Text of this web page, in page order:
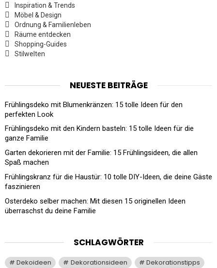
Inspiration & Trends
Möbel & Design
Ordnung & Familienleben
Räume entdecken
Shopping-Guides
Stilwelten
NEUESTE BEITRÄGE
Frühlingsdeko mit Blumenkränzen: 15 tolle Ideen für den
perfekten Look
Frühlingsdeko mit den Kindern basteln: 15 tolle Ideen für die
ganze Familie
Garten dekorieren mit der Familie: 15 Frühlingsideen, die allen
Spaß machen
Frühlingskranz für die Haustür: 10 tolle DIY-Ideen, die deine Gäste
faszinieren
Osterdeko selber machen: Mit diesen 15 originellen Ideen
überraschst du deine Familie
SCHLAGWÖRTER
Dekoideen Dekorationsideen
Dekorationstipps